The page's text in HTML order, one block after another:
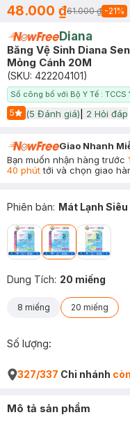
48.000 ₫61.000 ₫ -21%
Diana
Băng Vệ Sinh Diana
Mỏng Cánh 20M
(SKU: 422204101)
Số công bố với Bộ Y Tế : TCCS
5
Start Icon
(5 Đánh giá) 2 Hỏi đáp
Giao Nhanh
Bạn muốn nhận hàng trước
40 phúttới và chọn giao
Phiên bản: Mát Lạnh
Dung Tích: 20 miếng
8 miếng 20 miếng
Số lượng:
327/337 Chi nhánh
Mô tả sản phẩm